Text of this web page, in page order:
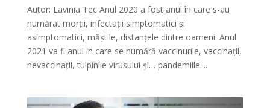
Autor: Lavinia Tec Anul 2020 a fost anul în care s-au
numărat morții, infectații simptomatici și
asimptomatici, măștile, distanțele dintre oameni. Anul
2021 va fi anul in care se numără vaccinurile, vaccinații,
nevaccinații, tulpinile virusului și… pandemiile....